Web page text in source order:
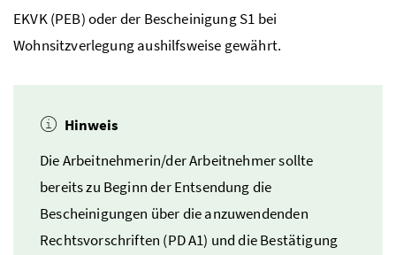
EKVK(PEB) oder der Bescheinigung S1 bei
Wohnsitzverlegung aushilfsweise gewährt.
Hinweis
Die Arbeitnehmerin/der Arbeitnehmer sollte
bereits zu Beginn der Entsendung die
Bescheinigungen über die anzuwendenden
Rechtsvorschriften (PD A1) und die Bestätigung